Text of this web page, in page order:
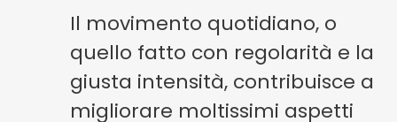
Il movimento quotidiano, o
quello fatto con regolarità e la
giusta intensità, contribuisce a
migliorare moltissimi aspetti